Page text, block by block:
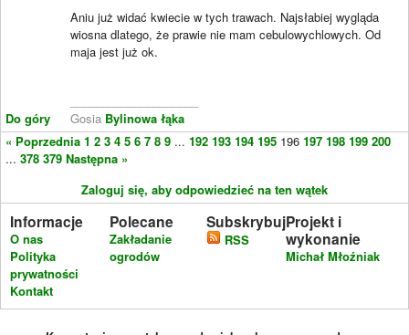
Do góry
Aniu już widać kwiecie w tych trawach. Najsłabiej wygląda
wiosna dlatego, że prawie nie mam cebulowychlowych. Od
maja jest już ok.
Gosia Bylinowa łąka
« Poprzednia 1 2 3 4 5 6 7 8 9 ... 192 193 194 195 196 197 198 199 200
... 378 379 Następna »
Zaloguj się, aby odpowiedzieć na ten wątek
Informacje
O nas
Polityka
prywatności
Kontakt
Polecane
Zakładanie
ogrodów
Subskrybuj
RSS
Projekt i
wykonanie
Michał Młoźniak